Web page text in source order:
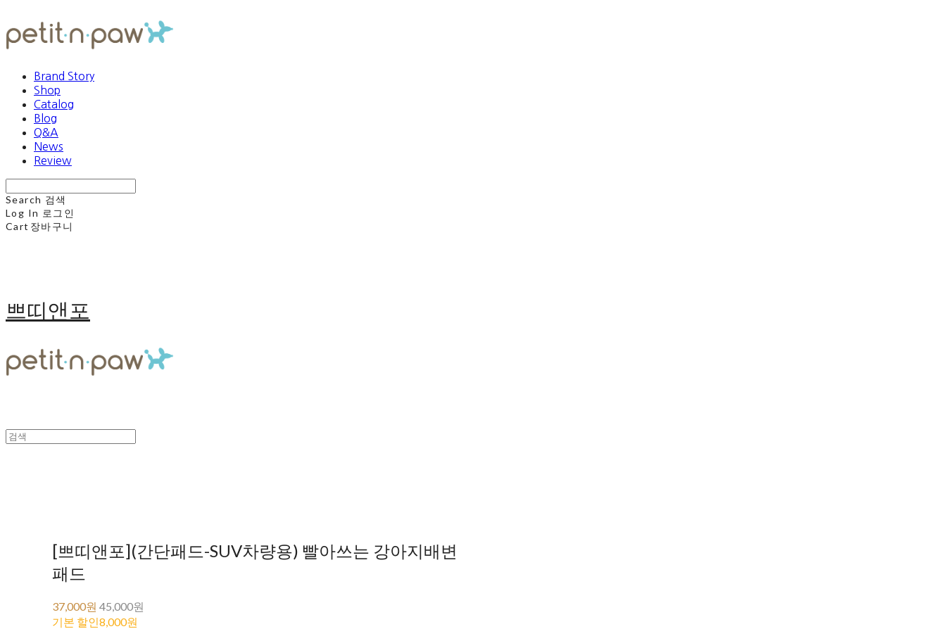
Brand Story
Shop
Catalog
Blog
Q&A
News
Review
Search 검색
Log In 로그인
Cart 장바구니
쁘띠앤포
[쁘띠앤포](간단패드-SUV차량용) 빨아쓰는 강아지배변
패드
37,000원45,000원
기본 할인8,000원